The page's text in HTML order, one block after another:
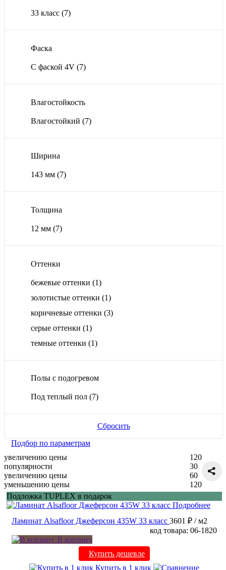
33 класс (7)
Фаска
С фаской 4V (7)
Влагостойкость
Влагостойкий (7)
Ширина
143 мм (7)
Толщина
12 мм (7)
Оттенки
бежевые оттенки (1)
золотистые оттенки (1)
коричневые оттенки (3)
серые оттенки (1)
темные оттенки (1)
Полы с подогревом
Под теплый пол (7)
Сбросить
Подбор по параметрам
увеличению цены
популярности
увеличению цены
уменьшению цены
120
30
60
120
Подложка TUPLEX в подарок
Подробнее
Ламинат Alsafloor Джеферсон 435W 33 класс 3601 ₽ / м2
код товара: 06-1820
В корзину
Купить дешевле
Купить в 1 клик